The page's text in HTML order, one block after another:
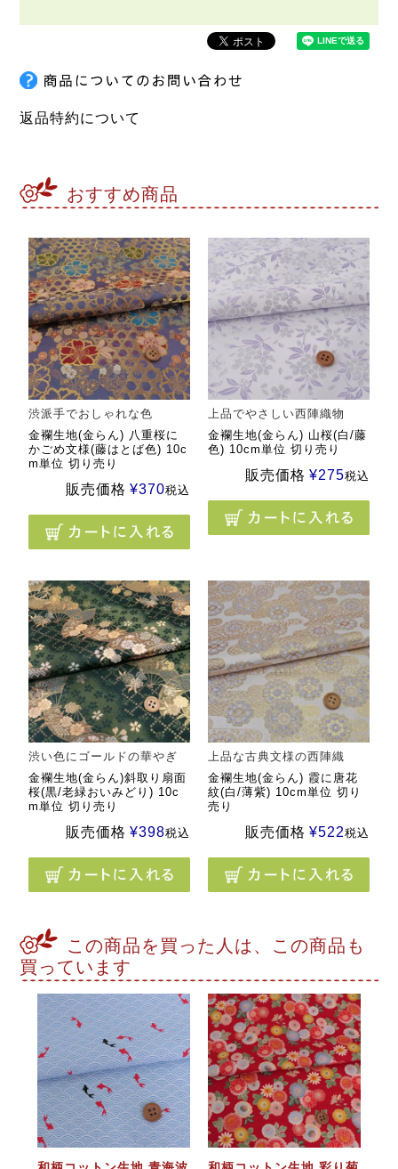
返品特約について
おすすめ商品
渋派手でおしゃれな色
金襴生地(金らん) 八重桜に
かごめ文様(藤はとば色) 10c
m単位 切り売り
販売価格 ¥370税込
上品でやさしい西陣織物
金襴生地(金らん) 山桜(白/藤
色) 10cm単位 切り売り
販売価格 ¥275税込
渋い色にゴールドの華やぎ
金襴生地(金らん)斜取り扇面
桜(黒/老緑おいみどり) 10c
m単位 切り売り
販売価格 ¥398税込
上品な古典文様の西陣織
金襴生地(金らん) 霞に唐花
紋(白/薄紫) 10cm単位 切り
売り
販売価格 ¥522税込
この商品を買った人は、この商品も
買っています